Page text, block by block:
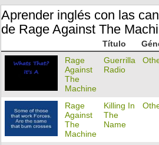
Aprender inglés con las
de Rage Against The
Título
Rage
Against
The
Machine
Guerrilla
Radio
Rage
Against
The
Machine
Killing In
The
Name